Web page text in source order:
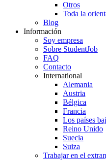
Otros
Toda la
Blog
Información
Soy empresa
Sobre StudentJob
FAQ
Contacto
International
Alemania
Austria
Bélgica
Francia
Los países
Reino Unido
Suecia
Suiza
Trabajar en el